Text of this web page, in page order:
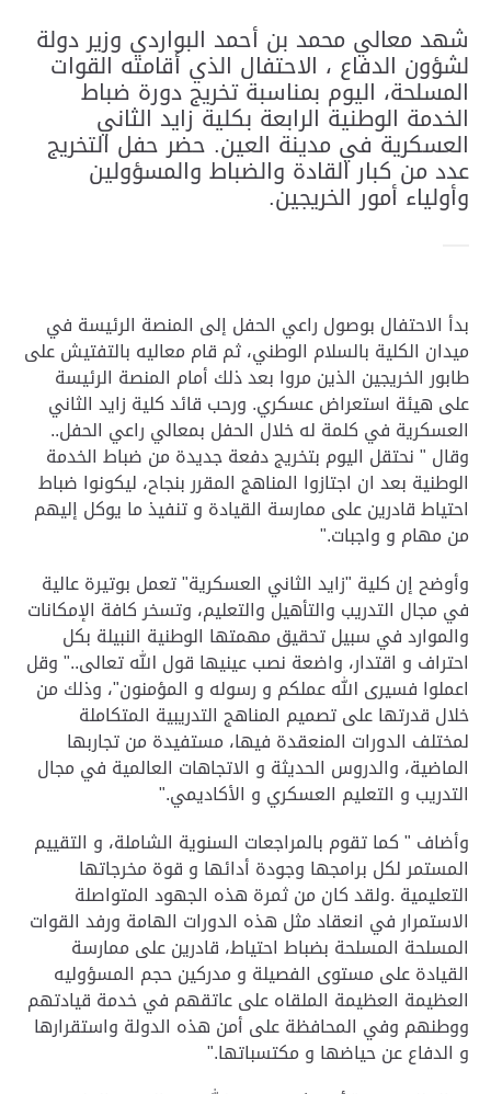
شهد معالي محمد بن أحمد البواردي وزير دولة
لشؤون الدفاع ، الاحتفال الذي أقامته القوات
المسلحة، اليوم بمناسبة تخريج دورة ضباط
الخدمة الوطنية الرابعة بكلية زايد الثاني
العسكرية في مدينة العين. حضر حفل التخريج
عدد من كبار القادة والضباط والمسؤولين
وأولياء أمور الخريجين.
بدأ الاحتفال بوصول راعي الحفل إلى المنصة الرئيسة في
ميدان الكلية بالسلام الوطني، ثم قام معاليه بالتفتيش على
طابور الخريجين الذين مروا بعد ذلك أمام المنصة الرئيسة
على هيئة استعراض عسكري.ورحب قائد كلية زايد الثاني
العسكرية في كلمة له خلال الحفل بمعالي راعي الحفل..
وقال " نحتقل اليوم بتخريج دفعة جديدة من ضباط الخدمة
الوطنية بعد ان اجتازوا المناهج المقرر بنجاح، ليكونوا ضباط
احتياط قادرين على ممارسة القيادة و تنفيذ ما يوكل إليهم
من مهام و واجبات".
وأوضح إن كلية "زايد الثاني العسكرية" تعمل بوتيرة عالية
في مجال التدريب والتأهيل والتعليم، وتسخر كافة الإمكانات
والموارد في سبيل تحقيق مهمتها الوطنية النبيلة بكل
احتراف و اقتدار، واضعة نصب عينيها قول الله تعالى.." وقل
اعملوا فسيرى الله عملكم و رسوله و المؤمنون"، وذلك من
خلال قدرتها على تصميم المناهج التدريبية المتكاملة
لمختلف الدورات المنعقدة فيها، مستفيدة من تجاربها
الماضية، والدروس الحديثة و الاتجاهات العالمية في مجال
التدريب و التعليم العسكري و الأكاديمي".
وأضاف " كما تقوم بالمراجعات السنوية الشاملة، و التقييم
المستمر لكل برامجها وجودة أدائها و قوة مخرجاتها
التعليمية .ولقد كان من ثمرة هذه الجهود المتواصلة
الاستمرار في انعقاد مثل هذه الدورات الهامة ورفد القوات
المسلحة المسلحة بضباط احتياط، قادرين على ممارسة
القيادة على مستوى الفصيلة و مدركين حجم المسؤوليه
العظيمة العظيمة الملقاه على عاتقهم في خدمة قيادتهم
ووطنهم وفي المحافظة على أمن هذه الدولة واستقرارها
و الدفاع عن حياضها و مكتسباتها".